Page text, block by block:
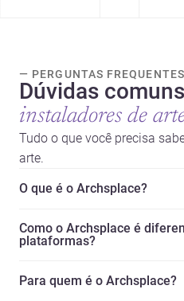
— PERGUNTAS FREQUENTES
Dúvidas
instaladores de
Tudo o que você precisa
arte.
O que é o Archsplace?
Como o Archsplace é
plataformas?
Para quem é o Archsplace?